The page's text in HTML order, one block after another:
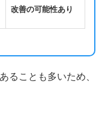
改善の可能性あり
ることも多いため、